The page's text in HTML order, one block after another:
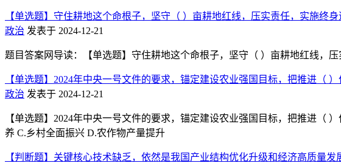
【单选题】守住耕地这个命根子，坚守（ ）亩耕地红线，压实责任，实施终身
政治 发表于 2024-12-21
题目答案网导读：【单选题】守住耕地这个命根子，坚守（ ）亩耕地红线，
【单选题】2024年中央一号文件的要求，锚定建设农业强国目标，把推进（
政治 发表于 2024-12-21
【单选题】2024年中央一号文件的要求，锚定建设农业强国目标，把推进（
养 C.乡村全面振兴 D.农作物产量提升
【判断题】关键核心技术缺乏，依然是我国产业结构优化升级和经济高质量发